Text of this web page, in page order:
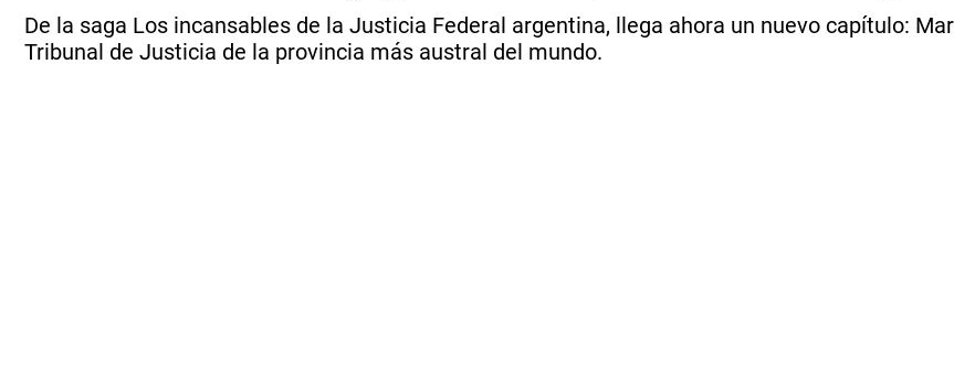
De la saga Los incansables de la Justicia Federal argentina, llega ahora un nuevo capítulo:
Tribunal de Justicia de la provincia más austral del mundo.